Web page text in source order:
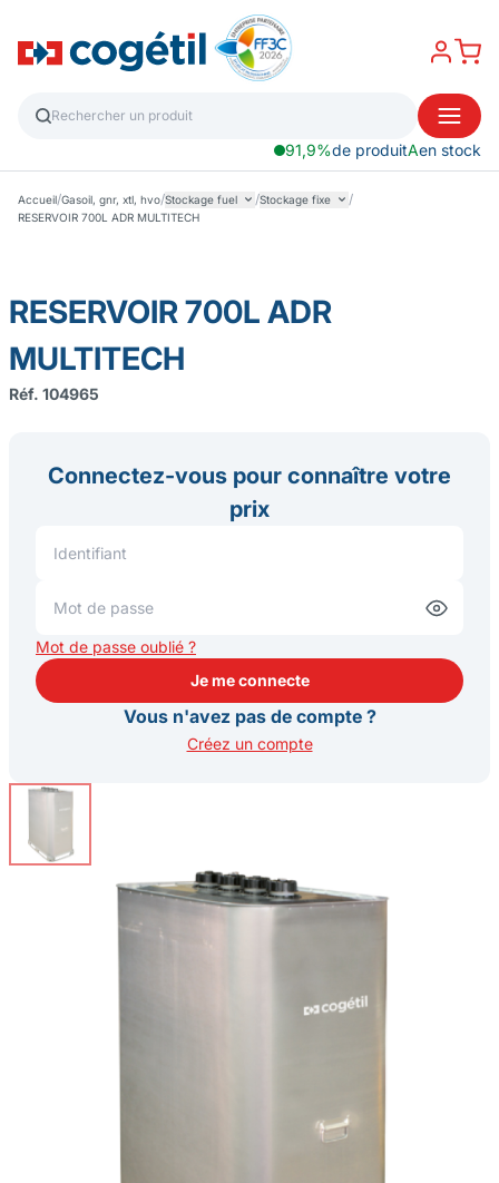
91,9%de produitAen stock
Accueil/Gasoil, gnr, xtl, hvo/Stockage fuel /Stockage fixe /
RESERVOIR 700L ADR MULTITECH
RESERVOIR 700L ADR
MULTITECH
Réf. 104965
Connectez-vous pour connaître votre
prix
Mot de passe oublié ?
Je me connecte
Je me connecte
Vous n'avez pas de compte ?
Créez un compte